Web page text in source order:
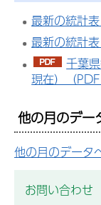
最新の統計
最新の統計
千葉
現在）（
他の月のデー
他の月のデータ
お問い合わせ